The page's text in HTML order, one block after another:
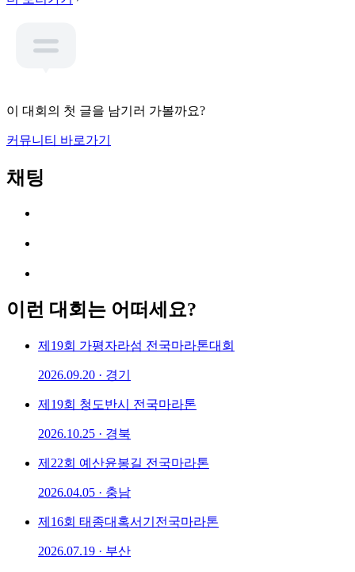
이 대회의 첫 글을 남기러 가볼까요?
커뮤니티 바로가기
채팅
이런 대회는 어떠세요?
제19회 가평자라섬 전국마라톤대회
2026.09.20 · 경기
제19회 청도반시 전국마라톤
2026.10.25 · 경북
제22회 예산윤봉길 전국마라톤
2026.04.05 · 충남
제16회 태종대혹서기전국마라톤
2026.07.19 · 부산